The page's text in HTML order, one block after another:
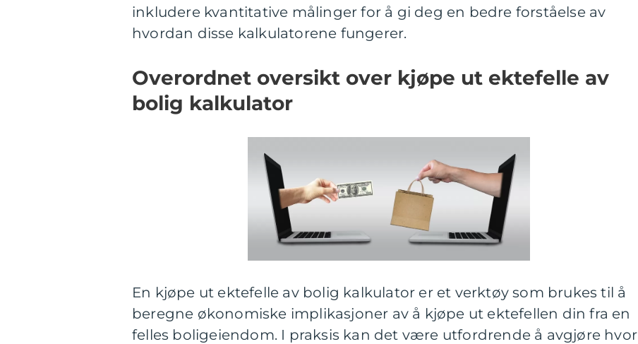
inkludere kvantitative målinger for å gi deg en bedre forståelse av
hvordan disse kalkulatorene fungerer.
Overordnet oversikt over kjøpe ut ektefelle av
bolig kalkulator
En kjøpe ut ektefelle av bolig kalkulator er et verktøy som brukes til å
beregne økonomiske implikasjoner av å kjøpe ut ektefellen din fra en
felles boligeiendom. I praksis kan det være utfordrende å avgjøre hvor